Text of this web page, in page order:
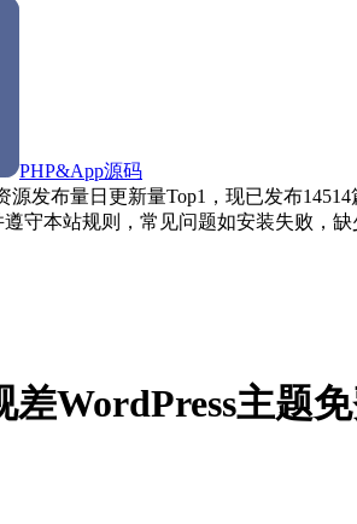
PHP&App源码
源发布量日更新量Top1，现已发布
守本站规则，常见问题如安装失败，缺
差WordPress主题